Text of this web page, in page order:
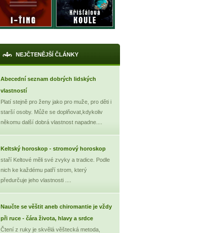
NEJČTENĚJŠÍ ČLÁNKY
Abecední seznam dobrých lidských
vlastností
Platí stejně pro ženy jako pro muže, pro děti i
starší osoby. Může se doplňovat,kdykoliv
někomu další dobrá vlastnost napadne....
Keltský horoskop - stromový horoskop
staří Keltové měli své zvyky a tradice. Podle
nich ke každému patří strom, který
předurčuje jeho vlastnosti ....
Naučte se věštit aneb chiromantie je vždy
při ruce - čára života, hlavy a srdce
Čtení z ruky je skvělá věštecká metoda,